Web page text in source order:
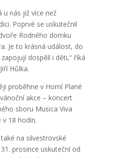
u nás již více než
Poprvé se uskutečnil
Rodného domku
Je to krásná událost, do
dospělí i děti,“ říká
Hůlka.
proběhne v Horní Plané
akce – koncert
sboru Musica Viva
v 18 hodin.
na silvestrovské
prosince uskuteční od